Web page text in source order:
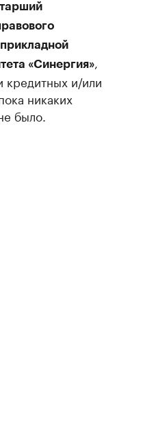
«Синергия»
кредитных и/или
никаких
было.